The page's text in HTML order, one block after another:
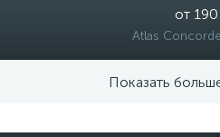
от
Atlas
Показать